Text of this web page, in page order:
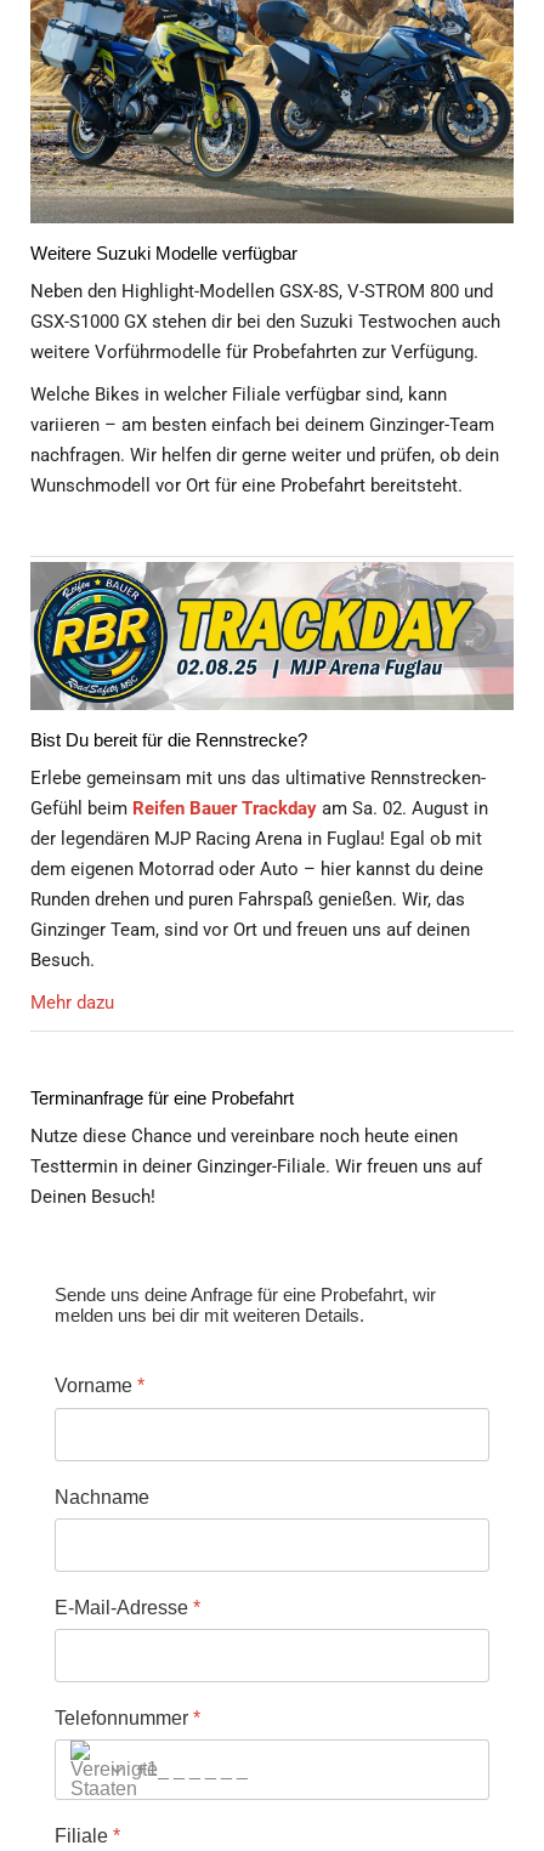
Weitere Suzuki Modelle verfügbar
Neben den Highlight-Modellen GSX-8S, V-STROM 800 und
GSX-S1000 GX stehen dir bei den Suzuki Testwochen auch
weitere Vorführmodelle für Probefahrten zur Verfügung.
Welche Bikes in welcher Filiale verfügbar sind, kann
variieren – am besten einfach bei deinem Ginzinger-Team
nachfragen. Wir helfen dir gerne weiter und prüfen, ob dein
Wunschmodell vor Ort für eine Probefahrt bereitsteht.
Bist Du bereit für die Rennstrecke?
Erlebe gemeinsam mit uns das ultimative Rennstrecken-
Gefühl beimReifen Bauer Trackdayam Sa. 02. August in
der legendären MJP Racing Arena in Fuglau! Egal ob mit
dem eigenen Motorrad oder Auto – hier kannst du deine
Ginzinger Team, sind vor Ort und freuen uns auf deinen
Besuch.
Mehr dazu
Terminanfrage für eine Probefahrt
Nutze diese Chance und vereinbare noch heute einen
Testtermin in deiner Ginzinger-Filiale. Wir freuen uns auf
melden uns bei dir mit weiteren Details.
Vorname*
Nachname
Gewünschtes Fahrzeug